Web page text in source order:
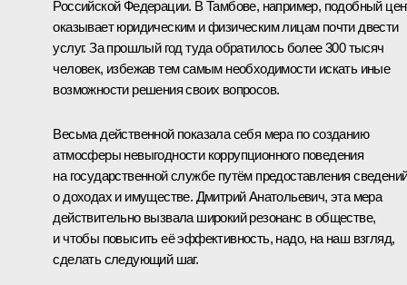
Российской Федерации. В Тамбове, например, подобный
оказывает юридическим и физическим лицам почти двести
услуг. За прошлый год туда обратилось более 300 тысяч
человек, избежав тем самым необходимости искать иные
возможности решения своих вопросов.
Весьма действенной показала себя мера по созданию
атмосферы невыгодности коррупционного поведения
на государственной службе путём предоставления
о доходах и имуществе. Дмитрий Анатольевич, эта мера
действительно вызвала широкий резонанс в обществе,
и чтобы повысить её эффективность, надо, на наш взгляд,
сделать следующий шаг.